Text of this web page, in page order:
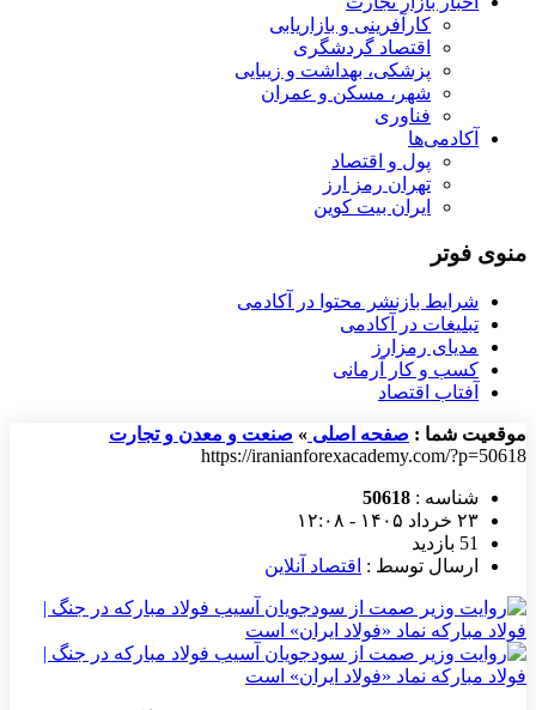
کارآفرینی و بازاریابی
اقتصاد گردشگری
پزشکی، بهداشت و زیبایی
شهر، مسکن و عمران
فناوری
آکادمی‌ها
پول و اقتصاد
تهران رمز ارز
ایران بیت کوین
منوی فوتر
شرایط بازنشر محتوا در آکادمی
تبلیغات در آکادمی
مدیای رمزارز
کسب و کار آرمانی
آفتاب اقتصاد
موقعیت شما : صفحه اصلی » صنعت و معدن و تجارت
https://iranianforexacademy.com/?p=50618
شناسه : 50618
۲۳ خرداد ۱۴۰۵ - ۱۲:۰۸
51 بازدید
ارسال توسط : اقتصاد آنلاین